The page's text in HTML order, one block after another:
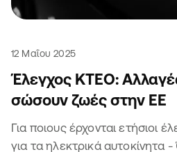
12 Μαΐου 2025
Έλεγχος ΚΤΕΟ:
σώσουν ζωές στην ΕΕ
Για ποιους έρχονται ετήσιοι
για τα ηλεκτρικά αυτοκίνητα